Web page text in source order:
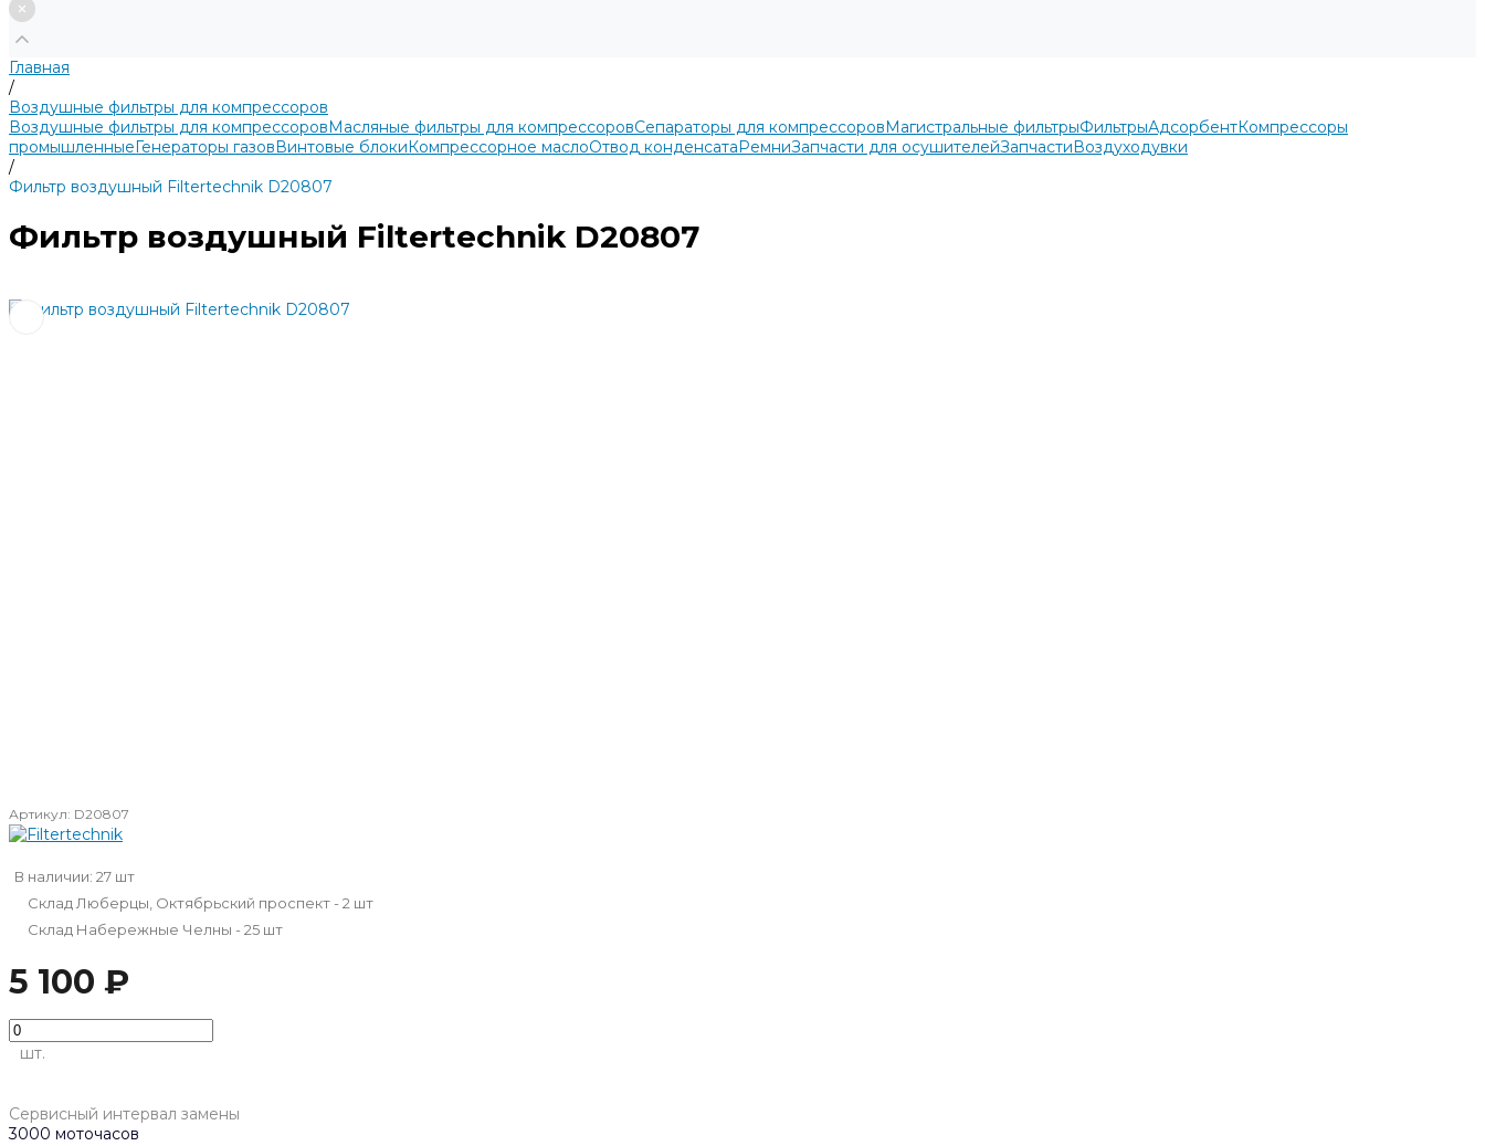
Главная
/
Воздушные фильтры для компрессоров
Воздушные фильтры для компрессоровМасляные фильтры для компрессоровСепараторы для компрессоровМагистральные фильтрыФильтрыАдсорбентКомпрессоры
промышленныеГенераторы газовВинтовые блокиКомпрессорное маслоОтвод конденсатаРемниЗапчасти для осушителейЗапчастиВоздуходувки
/
Фильтр воздушный Filtertechnik D20807
Фильтр воздушный Filtertechnik D20807
Артикул: D20807
В наличии: 27 шт
Склад Люберцы, Октябрьский проспект - 2 шт
Склад Набережные Челны - 25 шт
5 100 ₽
шт.
Сервисный интервал замены
3000 моточасов